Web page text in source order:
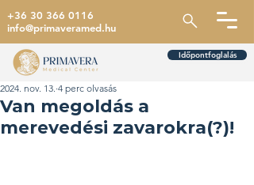
+36 30 366 0116
info@primaveramed.hu
Időpontfoglalás
Van megoldás a
merevedési zavarokra(?)!
2024. nov. 13. 4 perc olvasás